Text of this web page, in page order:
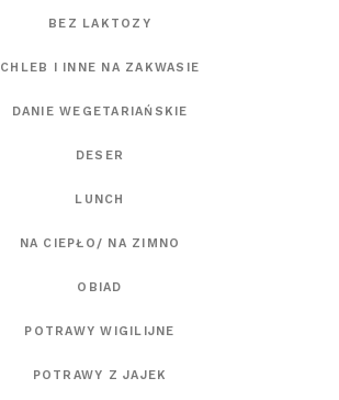
BEZ LAKTOZY
CHLEB I INNE NA ZAKWASIE
DANIE WEGETARIAŃSKIE
DESER
LUNCH
NA CIEPŁO/ NA ZIMNO
OBIAD
POTRAWY WIGILIJNE
POTRAWY Z JAJEK